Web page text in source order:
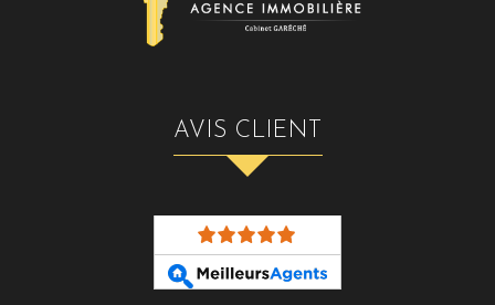
AVIS CLIENT